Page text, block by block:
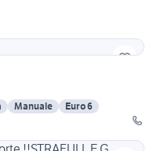
Manuale
Euro 6